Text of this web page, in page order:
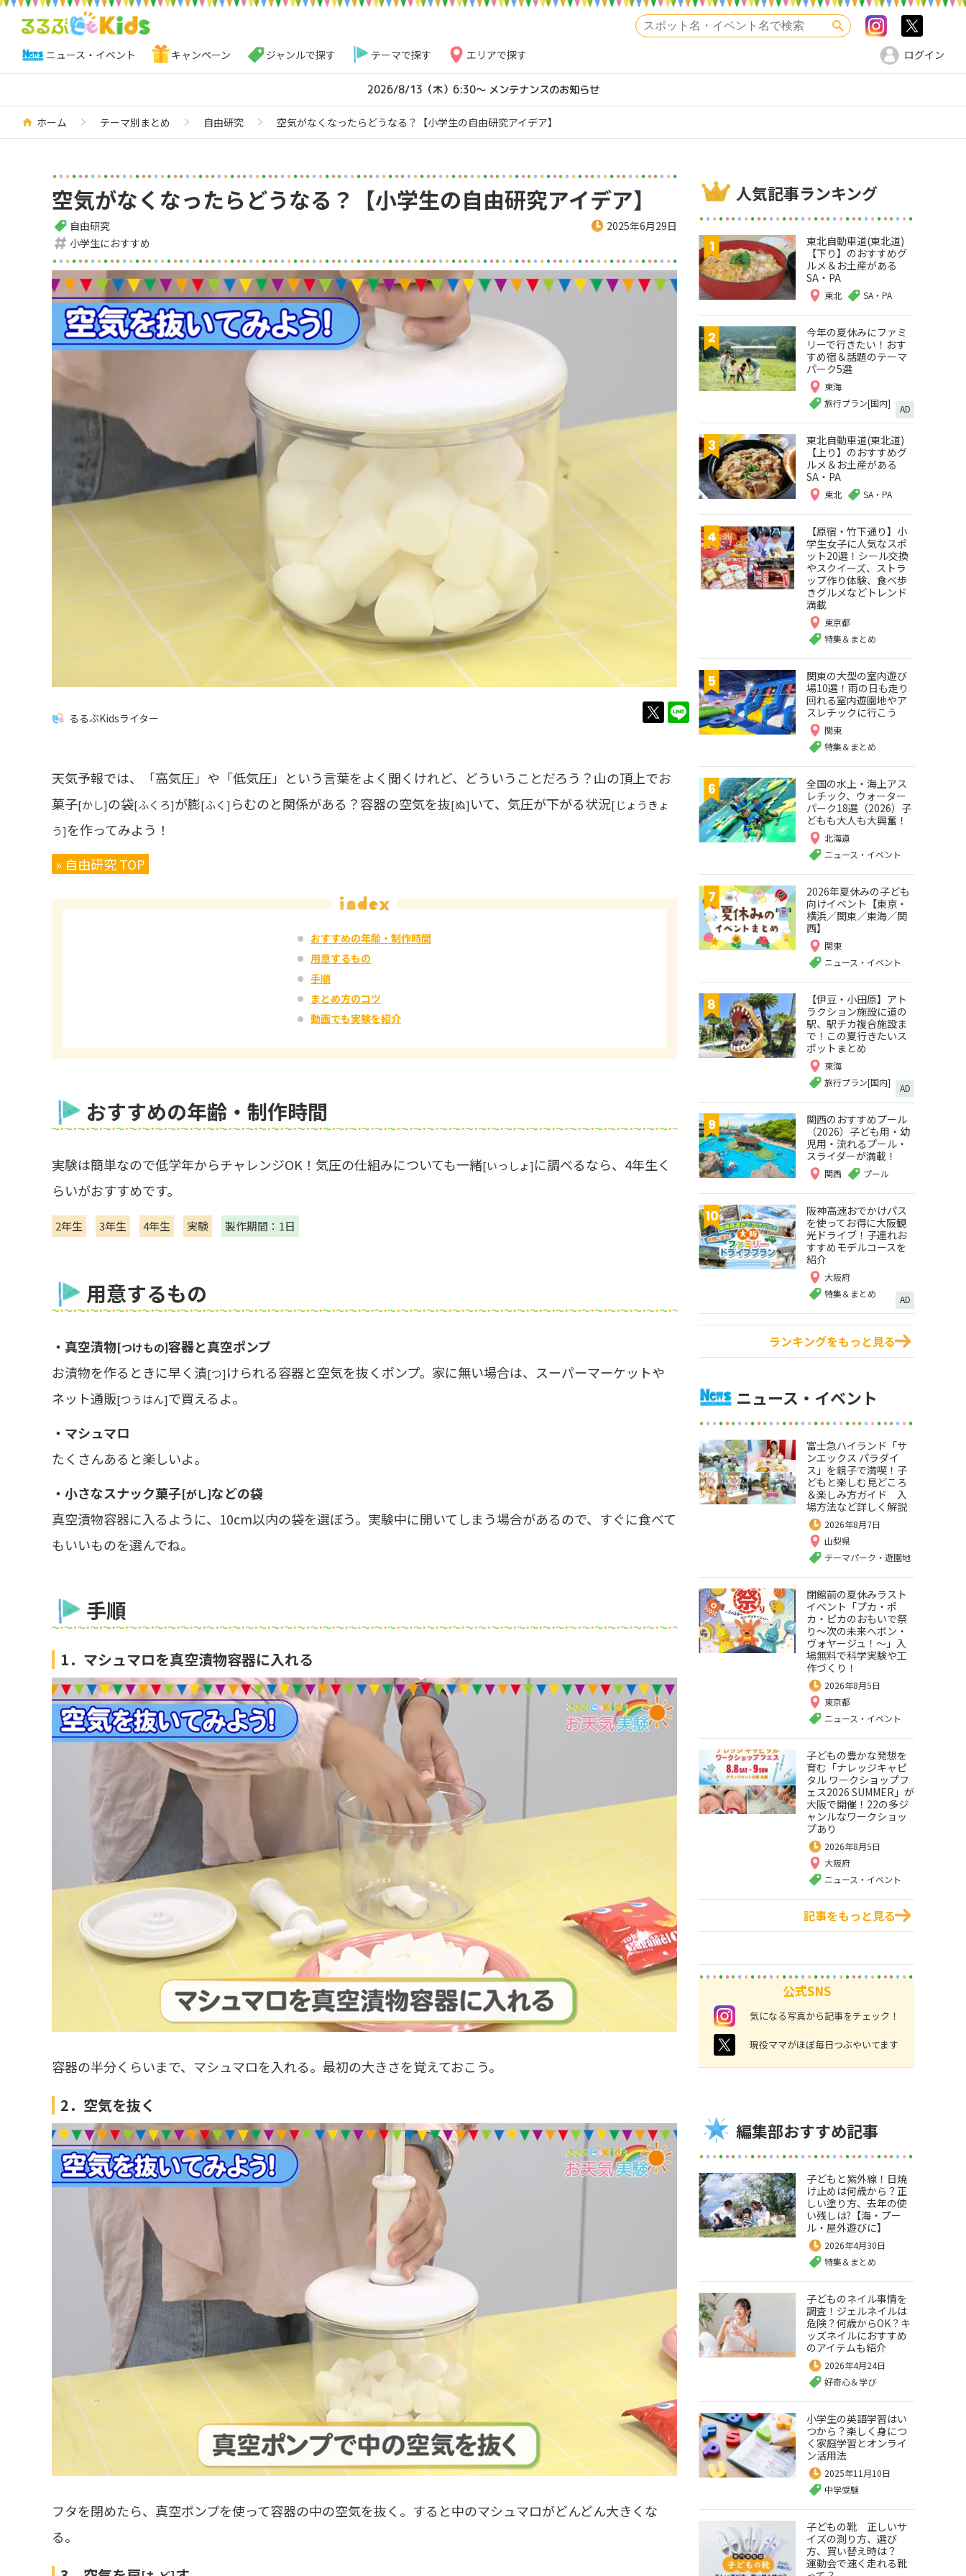
検索 Instagram
ニュース・イベント キャンペーン ジャンルで探す テーマで探す エリアで探す ログイン
2026/8/13（木）6:30～ メンテナンスのお知らせ
ホーム テーマ別まとめ 自由研究 空気がなくなったらどうなる？【小学生の自由研究アイデア】
空気がなくなったらどうなる？【小学生の自由研究アイデア】
自由研究
2025年6月29日
小学生におすすめ
るるぶKidsライター twitterLINE
天気予報では、「高気圧」や「低気圧」という言葉をよく聞くけれど、どういうことだろう？山の頂上でお
菓子[かし]の袋[ふくろ]が膨[ふく] らむのと関係がある？容器の空気を抜[ぬ]いて、気圧が下がる状況[じょうきょ
う]を作ってみよう！
» 自由研究 TOP
おすすめの年齢・制作時間
用意するもの
手順
まとめ方のコツ
動画でも実験を紹介
おすすめの年齢・制作時間
実験は簡単なので低学年からチャレンジOK！気圧の仕組みについても一緒[いっしょ]に調べるなら、4年生く
らいがおすすめです。
2年生 3年生 4年生 実験 製作期間：1日
用意するもの
・真空漬物[つけもの]容器と真空ポンプ
お漬物を作るときに早く漬[つ]けられる容器と空気を抜くポンプ。家に無い場合は、スーパーマーケットや
ネット通販[つうはん]で買えるよ。
・マシュマロ
たくさんあると楽しいよ。
・小さなスナック菓子[がし]などの袋
真空漬物容器に入るように、10cm以内の袋を選ぼう。実験中に開いてしまう場合があるので、すぐに食べて
もいいものを選んでね。
手順
1．マシュマロを真空漬物容器に入れる
容器の半分くらいまで、マシュマロを入れる。最初の大きさを覚えておこう。
2．空気を抜く
フタを閉めたら、真空ポンプを使って容器の中の空気を抜く。すると中のマシュマロがどんどん大きくな
る。
人気記事ランキング
東北自動車道(東北道)
【下り】のおすすめグ
ルメ＆お土産がある
SA・PA
東北 SA・PA
今年の夏休みにファミ
リーで行きたい！おす
すめ宿＆話題のテーマ
パーク5選
東海
旅行プラン[国内]
AD
東北自動車道(東北道)
【上り】のおすすめグ
ルメ＆お土産がある
SA・PA
東北 SA・PA
【原宿・竹下通り】小
学生女子に人気なスポ
ット20選！シール交換
やスクイーズ、ストラ
ップ作り体験、食べ歩
きグルメなどトレンド
満載
東京都
特集＆まとめ
関東の大型の室内遊び
場10選！雨の日も走り
回れる室内遊園地やア
スレチックに行こう
関東
特集＆まとめ
全国の水上・海上アス
レチック、ウォーター
パーク18選（2026）子
どもも大人も大興奮！
北海道
ニュース・イベント
2026年夏休みの子ども
向けイベント【東京・
横浜／関東／東海／関
西】
関東
ニュース・イベント
【伊豆・小田原】アト
ラクション施設に道の
駅、駅チカ複合施設ま
で！この夏行きたいス
ポットまとめ
東海
旅行プラン[国内]
AD
関西のおすすめプール
（2026）子ども用・幼
児用・流れるプール・
スライダーが満載！
関西 プール
阪神高速おでかけパス
を使ってお得に大阪観
光ドライブ！子連れお
すすめモデルコースを
紹介
大阪府
特集＆まとめ
AD
ランキングをもっと見る
ニュース・イベント
富士急ハイランド「サ
ンエックス パラダイ
ス」を親子で満喫！子
どもと楽しむ見どころ
＆楽しみ方ガイド 入
場方法など詳しく解説
2026年8月7日
山梨県
テーマパーク・遊園地
閉館前の夏休みラスト
イベント「プカ・ポ
カ・ピカのおもいで祭
り～次の未来へボン・
ヴォヤージュ！～」入
場無料で科学実験や工
作づくり！
2026年8月5日
東京都
ニュース・イベント
子どもの豊かな発想を
育む「ナレッジキャピ
タル ワークショップフ
ェス2026 SUMMER」が
大阪で開催！22の多ジ
ャンルなワークショッ
プあり
2026年8月5日
大阪府
ニュース・イベント
記事をもっと見る
公式SNS
instagram 気になる写真から記事をチェック！
twitter 現役ママがほぼ毎日つぶやいてます
編集部おすすめ記事
子どもと紫外線！日焼
け止めは何歳から？正
しい塗り方、去年の使
い残しは?【海・プー
ル・屋外遊びに】
2026年4月30日
特集＆まとめ
子どものネイル事情を
調査！ジェルネイルは
危険？何歳からOK？キ
ッズネイルにおすすめ
のアイテムも紹介
2026年4月24日
好奇心＆学び
小学生の英語学習はい
つから？楽しく身につ
く家庭学習とオンライ
ン活用法
2025年11月10日
中学受験
子どもの靴 正しいサ
イズの測り方、選び
方、買い替え時は？
運動会で速く走れる靴